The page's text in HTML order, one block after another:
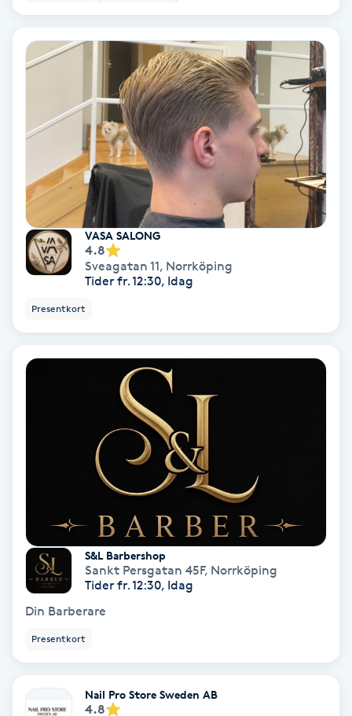
IPL
IPL hårborttagning
IR-massage
Japansk massage
K18
Katun fransar
Kinesisk medicin
Kiropraktik
Klangmassage
Klippning
Klippning ungdom
VASA SALONG
4.8
Sveagatan 11, Norrköping
Tider fr. 12:30, Idag
Presentkort
S&L Barbershop
Sankt Persgatan 45F, Norrköping
Tider fr. 12:30, Idag
Din Barberare
Presentkort
Nail Pro Store Sweden AB
4.8